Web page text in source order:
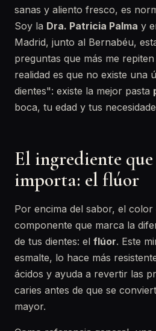
sanas y aliento fresco, es
Soy la Dra. Patricia Palma y
Madrid, junto al Bernabéu,
preguntas que más me
realidad es que no existe una
dientes": existe la mejor pasta
boca, tu edad y tus
El ingrediente
importa: el flúor
Por encima del sabor, el
componente que marca la
de tus dientes: el flúor. Este
esmalte, lo hace más
ácidos y ayuda a revertir las
caries antes de que se
mayor.